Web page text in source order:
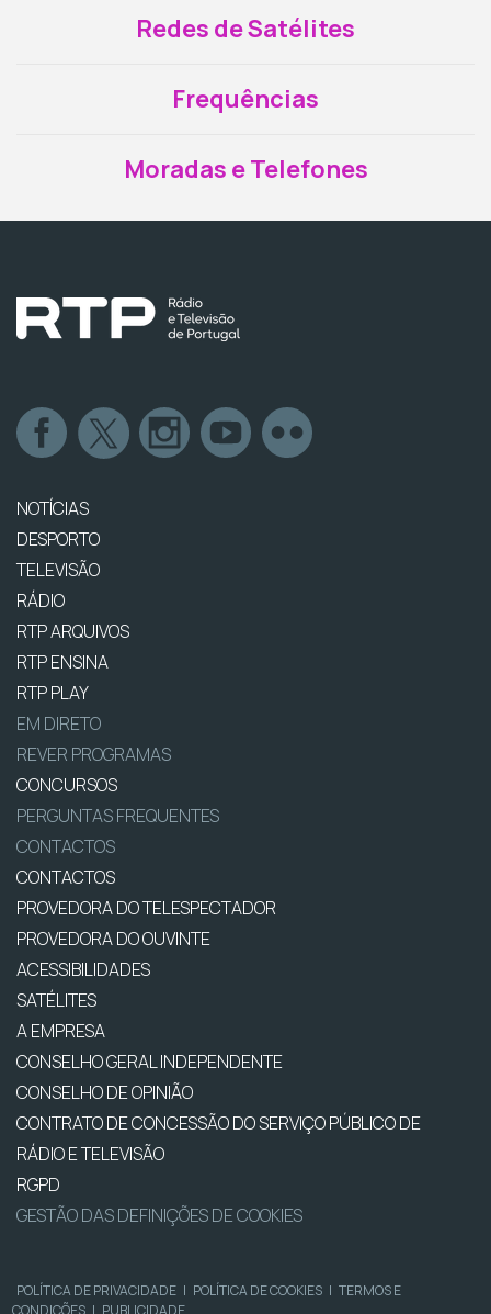
Redes de Satélites
Frequências
Moradas e Telefones
NOTÍCIAS
DESPORTO
TELEVISÃO
RÁDIO
RTP ARQUIVOS
RTP ENSINA
RTP PLAY
EM DIRETO
REVER PROGRAMAS
CONCURSOS
PERGUNTAS FREQUENTES
CONTACTOS
CONTACTOS
PROVEDORA DO TELESPECTADOR
PROVEDORA DO OUVINTE
ACESSIBILIDADES
SATÉLITES
A EMPRESA
CONSELHO GERAL INDEPENDENTE
CONSELHO DE OPINIÃO
CONTRATO DE CONCESSÃO DO SERVIÇO PÚBLICO DE
RÁDIO E TELEVISÃO
RGPD
GESTÃO DAS DEFINIÇÕES DE COOKIES
POLÍTICA DE PRIVACIDADE | POLÍTICA DE COOKIES | TERMOS E
CONDIÇÕES | PUBLICIDADE